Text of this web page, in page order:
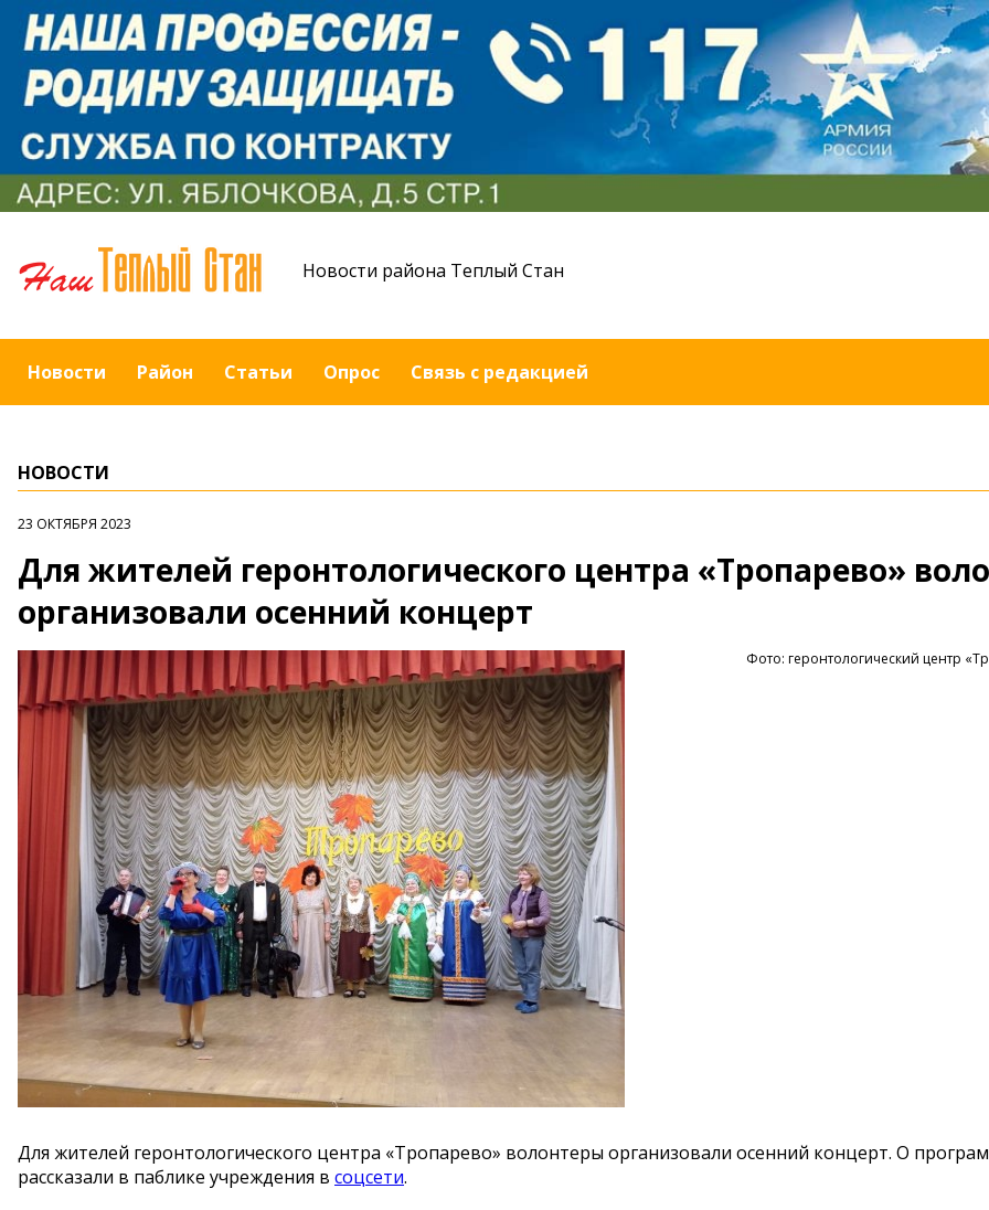
Новости района Теплый Стан
Новости Район Статьи Опрос Связь с редакцией
НОВОСТИ
23 ОКТЯБРЯ 2023
Для жителей геронтологического центра «Тропарево»
организовали осенний концерт
Фото: геронтологический центр
Для жителей геронтологического центра «Тропарево» волонтеры организовали осенний концерт. О
рассказали в паблике учреждения в соцсети.